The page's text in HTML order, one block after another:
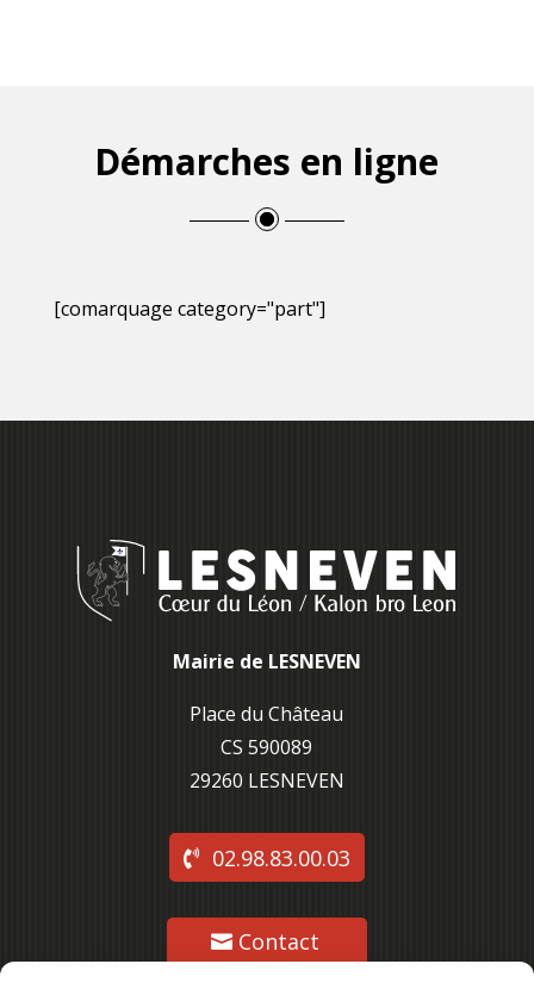
Démarches en ligne
[comarquage category="part"]
Mairie de LESNEVEN
Place du Château
CS 590089
29260 LESNEVEN
02.98.83.00.03
Contact